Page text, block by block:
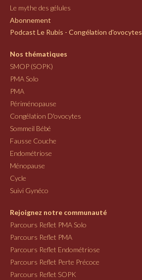
Le mythe des gélules
Abonnement
Podcast Le Rubis - Congélation d'ovocytes
Nos thématiques
SMOP (SOPK)
PMA Solo
PMA
Périménopause
Congélation D'ovocytes
Sommeil Bébé
Fausse Couche
Endométriose
Ménopause
Cycle
Suivi Gynéco
Rejoignez notre communauté
Parcours Reflet PMA Solo
Parcours Reflet PMA
Parcours Reflet Endométriose
Parcours Reflet Perte Précoce
Parcours Reflet SOPK